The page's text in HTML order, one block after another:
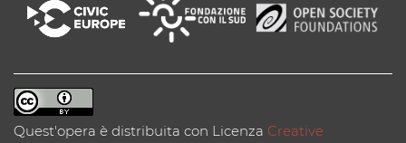
Quest'opera è distribuita con Licenza Creative